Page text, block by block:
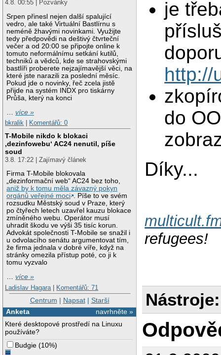
4.8. 00:55 | Pozvánky
Srpen přinesl nejen další spalující
vedro, ale také Virtuální Bastlírnu s
neméně žhavými novinkami. Využijte
tedy předpovědi na deštivý čtvrteční
večer a od 20:00 se připojte online k
tomuto neformálnímu setkání kutilů,
techniků a vědců, kde se strahovskými
bastlíři proberete nejzajímavější věci, na
které jste narazili za poslední měsíc.
Pokud jde o novinky, řeč zcela jistě
přijde na systém INDX pro tiskárny
Průša, který na konci
…více »
bkralik
Komentářů: 0
T-Mobile nikdo k blokaci
‚dezinfowebu‘ AC24 nenutil, píše
soud
3.8. 17:22 | Zajímavý článek
Firma T-Mobile blokovala
„dezinformační web“ AC24 bez toho,
aniž by k tomu měla závazný pokyn
orgánů veřejné moci . Píše to ve svém
rozsudku Městský soud v Praze, který
po čtyřech letech uzavřel kauzu blokace
zmíněného webu. Operátor musí
uhradit škodu ve výši 35 tisíc korun.
Advokát společnosti T-Mobile se snažil i
u odvolacího senátu argumentovat tím,
že firma jednala v dobré víře, když na
stránky omezila přístup poté, co ji k
tomu vyzvalo
…více »
Ladislav Hagara | Komentářů: 71
Centrum | Napsat| Starší
navrhněte »
Anketa
Které desktopové prostředí na Linuxu
používáte?
Budgie (10%)
je
http://
do
Díky...
refugees!
Nástroje: